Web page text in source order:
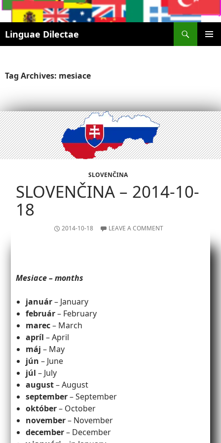
Linguae Dilectae
SKIP
Tag Archives: mesiace
SLOVENČINA
SLOVENČINA – 2014-10-
18
2014-10-18 LEAVE A COMMENT
Mesiace – months
január– January
február– February
marec– March
apríl – April
máj – May
jún – June
júl – July
august– August
september– September
október– October
november– November
december– December